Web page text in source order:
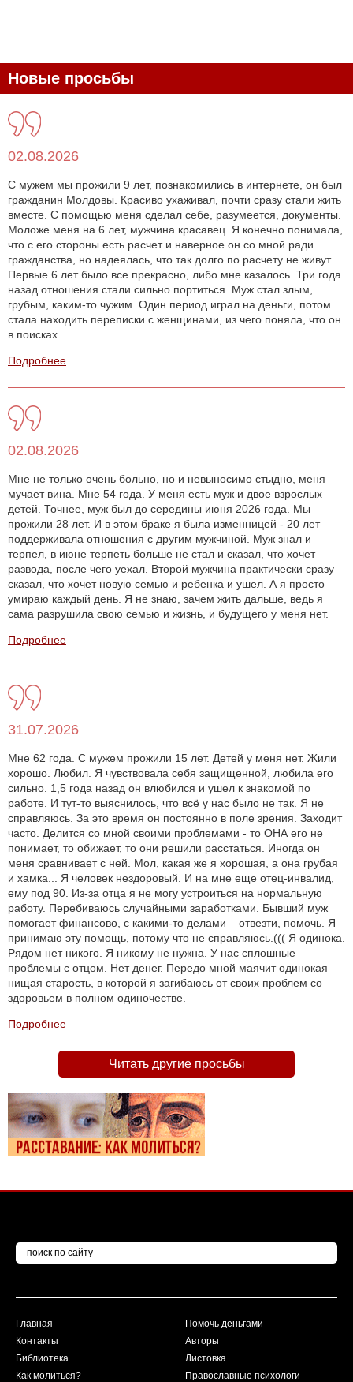
Новые просьбы
02.08.2026
С мужем мы прожили 9 лет, познакомились в интернете, он был
гражданин Молдовы. Красиво ухаживал, почти сразу стали жить
вместе. С помощью меня сделал себе, разумеется, документы.
Моложе меня на 6 лет, мужчина красавец. Я конечно понимала,
что с его стороны есть расчет и наверное он со мной ради
гражданства, но надеялась, что так долго по расчету не живут.
Первые 6 лет было все прекрасно, либо мне казалось. Три года
назад отношения стали сильно портиться. Муж стал злым,
грубым, каким-то чужим. Один период играл на деньги, потом
стала находить переписки с женщинами, из чего поняла, что он
в поисках...
Подробнее
02.08.2026
Мне не только очень больно, но и невыносимо стыдно, меня
мучает вина. Мне 54 года. У меня есть муж и двое взрослых
детей. Точнее, муж был до середины июня 2026 года. Мы
прожили 28 лет. И в этом браке я была изменницей - 20 лет
поддерживала отношения с другим мужчиной. Муж знал и
терпел, в июне терпеть больше не стал и сказал, что хочет
развода, после чего уехал. Второй мужчина практически сразу
сказал, что хочет новую семью и ребенка и ушел. А я просто
умираю каждый день. Я не знаю, зачем жить дальше, ведь я
сама разрушила свою семью и жизнь, и будущего у меня нет.
Подробнее
31.07.2026
Мне 62 года. С мужем прожили 15 лет. Детей у меня нет. Жили
хорошо. Любил. Я чувствовала себя защищенной, любила его
сильно. 1,5 года назад он влюбился и ушел к знакомой по
работе. И тут-то выяснилось, что всё у нас было не так. Я не
справляюсь. За это время он постоянно в поле зрения. Заходит
часто. Делится со мной своими проблемами - то ОНА его не
понимает, то обижает, то они решили расстаться. Иногда он
меня сравнивает с ней. Мол, какая же я хорошая, а она грубая
и хамка... Я человек нездоровый. И на мне еще отец-инвалид,
ему под 90. Из-за отца я не могу устроиться на нормальную
работу. Перебиваюсь случайными заработками. Бывший муж
помогает финансово, с какими-то делами – отвезти, помочь. Я
принимаю эту помощь, потому что не справляюсь.((( Я одинока.
Рядом нет никого. Я никому не нужна. У нас сплошные
проблемы с отцом. Нет денег. Передо мной маячит одинокая
нищая старость, в которой я загибаюсь от своих проблем со
здоровьем в полном одиночестве.
Подробнее
Читать другие просьбы
Главная
Контакты
Библиотека
Как молиться?
Помочь деньгами
Авторы
Листовка
Православные психологи